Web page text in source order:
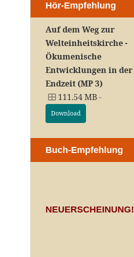
Hör-Empfehlung
Auf dem Weg zur
Welteinheitskirche -
Ökumenische
Entwicklungen in der
Endzeit (MP 3)
111.54 MB -
Download
Buch-Empfehlung
NEUERSCHEINUNG!